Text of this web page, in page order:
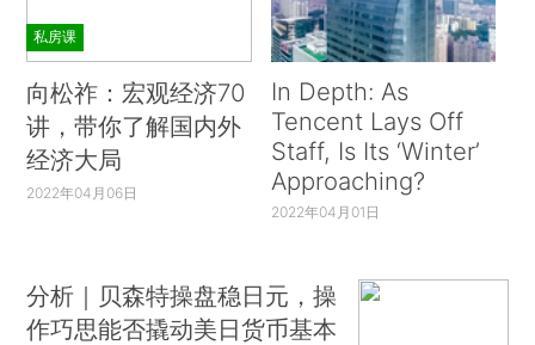
私房课
向松祚：宏观经济70
讲，带你了解国内外
经济大局
2022年04月06日
In Depth: As
Tencent Lays Off
Staff, Is Its ‘Winter’
Approaching?
2022年04月01日
分析｜贝森特操盘稳日元，操
作巧思能否撬动美日货币基本